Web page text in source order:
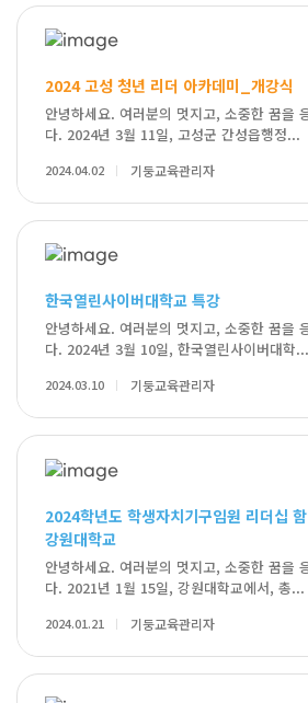
2024 고성 청년 리더 아카데미_개강식
안녕하세요. 여러분의 멋지고, 소중한 꿈을
다. 2024년 3월 11일, 고성군 간성읍행정...
2024.04.02 기둥교육관리자
한국열린사이버대학교 특강
안녕하세요. 여러분의 멋지고, 소중한 꿈을
다. 2024년 3월 10일, 한국열린사이버대학...
2024.03.10 기둥교육관리자
2024학년도 학생자치기구임원 리더십 함
강원대학교
안녕하세요. 여러분의 멋지고, 소중한 꿈을
다. 2021년 1월 15일, 강원대학교에서, 총...
2024.01.21 기둥교육관리자